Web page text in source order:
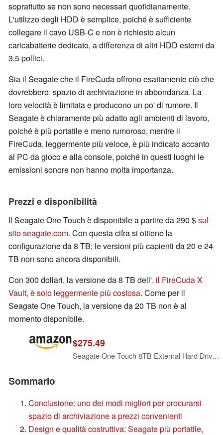
soprattutto se non sono necessari quotidianamente.
L'utilizzo degli HDD è semplice, poiché è sufficiente
collegare il cavo USB-C e non è richiesto alcun
caricabatterie dedicato, a differenza di altri HDD esterni da
3,5 pollici.
Sia il Seagate che il FireCuda offrono esattamente ciò che
dovrebbero: spazio di archiviazione in abbondanza. La
loro velocità è limitata e producono un po' di rumore. Il
Seagate è chiaramente più adatto agli ambienti di lavoro,
poiché è più portatile e meno rumoroso, mentre il
FireCuda, leggermente più veloce, è più indicato accanto
al PC da gioco e alla console, poiché in questi luoghi le
emissioni sonore non hanno molta importanza.
Prezzi e disponibilità
Il Seagate One Touch è disponibile a partire da 290 $sul
sito seagate.com. Con questa cifra si ottiene la
configurazione da 8 TB; le versioni più capienti da 20 e 24
TB non sono ancora disponibili.
Con 300 dollari, la versione da 8 TB dell', il FireCuda X
Vault, è solo leggermente più costosa. Come per il
Seagate One Touch, la versione da 20 TB non è al
momento disponibile.
$275.49
Seagate One Touch 8TB External Hard Drive Desktop HDD - USB-C Compatible with Most Windows and macOS, Rescue Recovery (STNB8000400)
Sommario
Conclusione: uno dei modi migliori per procurarsi
spazio di archiviazione a prezzi convenienti
Design e qualità costruttiva: Seagate più portatile,